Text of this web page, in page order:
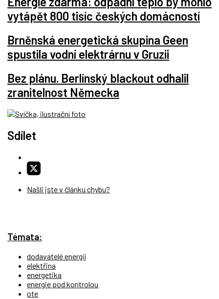
vytápět 800 tisíc českých domácností
Brněnská energetická skupina Geen
spustila vodní elektrárnu v Gruzii
Bez plánu. Berlínský blackout odhalil
zranitelnost Německa
Sdílet
Našli jste v článku chybu?
Témata:
dodavatelé energií
elektřina
energetika
energie pod kontrolou
ote